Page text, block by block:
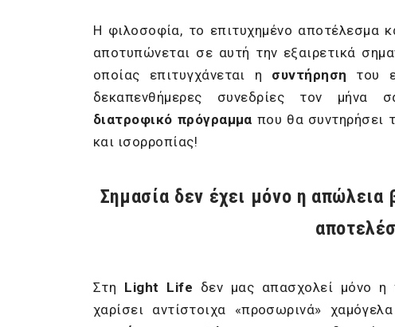
Η φιλοσοφία, το επιτυχημένο αποτέλεσμα
αποτυπώνεται σε αυτή την εξαιρετικά
οποίας επιτυγχάνεται η συντήρηση του
δεκαπενθήμερες συνεδρίες τον μήνα
διατροφικό πρόγραμμα που θα συντηρήσει
και ισορροπίας!
Σημασία δεν έχει μόνο η απώλεια
Στη Light Life δεν μας απασχολεί μόνο
χαρίσει αντίστοιχα «προσωρινά»